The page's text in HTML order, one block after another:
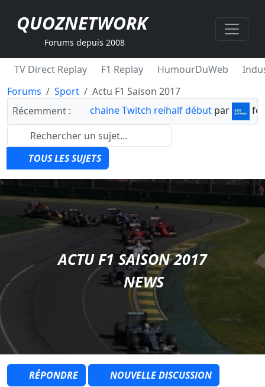
QUOZNETWORK
Forums depuis 2008
TV Direct Replay F1 Replay HumourDuWeb
Forums
Sport
Actu F1 Saison 2017
Récemment :
chaine Twitch reihalf début par
TOUS LES SUJETS
ACTU F1 SAISON 2017
NEWS
RÉPONDRE NOUVELLE DISCUSSION